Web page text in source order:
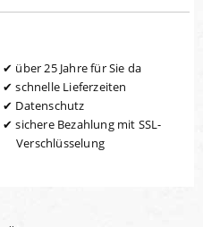
über 25 Jahre für Sie da
schnelle Lieferzeiten
Datenschutz
sichere Bezahlung mit SSL-
Verschlüsselung